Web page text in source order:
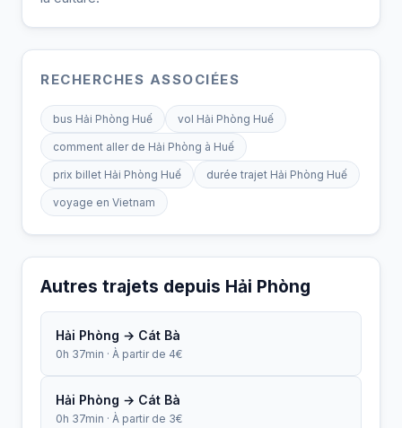
RECHERCHES ASSOCIÉES
bus Hải Phòng Huế vol Hải Phòng Huế
comment aller de Hải Phòng à Huế
prix billet Hải Phòng Huế durée trajet Hải Phòng Huế
voyage en Vietnam
Autres trajets depuis Hải Phòng
Hải Phòng → Cát Bà
0h 37min · À partir de 4€
Hải Phòng → Cát Bà
0h 37min · À partir de 3€